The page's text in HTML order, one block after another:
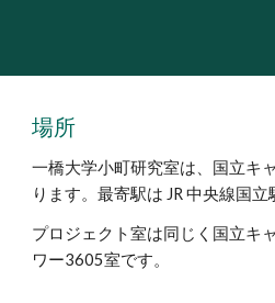
場所
一橋大学小町研究室は、国立キ
ります。最寄駅は JR 中央線国立
プロジェクト室は同じく国立キ
ワー3605室です。